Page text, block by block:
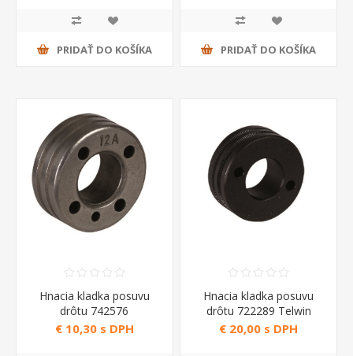
PRIDAŤ DO KOŠÍKA PRIDAŤ DO KOŠÍKA
Hnacia kladka posuvu
drôtu 742576
€ 10,30 s DPH
Hnacia kladka posuvu
drôtu 722289 Telwin
€ 20,00 s DPH